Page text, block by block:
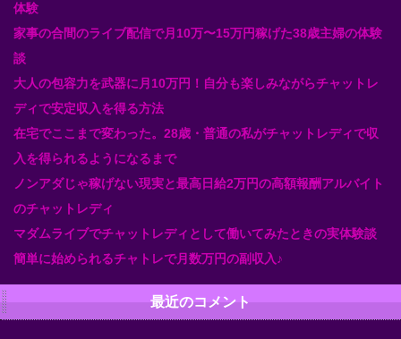
体験
家事の合間のライブ配信で月10万〜15万円稼げた38歳主婦の体験
談
大人の包容力を武器に月10万円！自分も楽しみながらチャットレ
ディで安定収入を得る方法
在宅でここまで変わった。28歳・普通の私がチャットレディで収
入を得られるようになるまで
ノンアダじゃ稼げない現実と最高日給2万円の高額報酬アルバイト
のチャットレディ
マダムライブでチャットレディとして働いてみたときの実体験談
簡単に始められるチャトレで月数万円の副収入♪
最近のコメント